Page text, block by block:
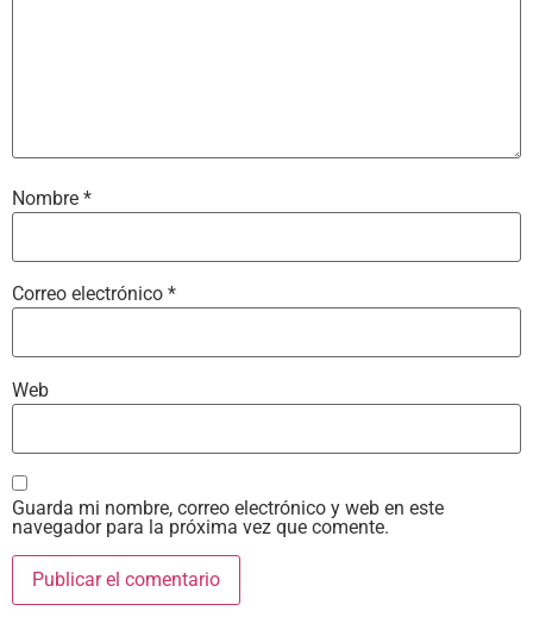
Nombre *
Correo electrónico *
Web
Guarda mi nombre, correo electrónico y web en este
navegador para la próxima vez que comente.